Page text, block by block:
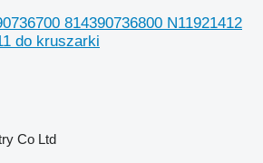
814390736800 N11921412
do kruszarki
Co Ltd